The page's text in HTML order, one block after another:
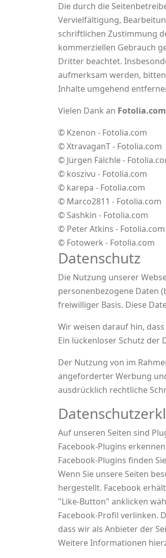
Die durch die
Vervielfältigung,
schriftlichen Zustimmung
kommerziellen Gebrauch
Dritter beachtet.
aufmerksam werden,
Inhalte umgehend
Vielen Dank an Fotolia.com
© Kzenon - Fotolia.com
© XtravaganT - Fotolia.com
© Jürgen Fälchle -
© koszivu - Fotolia.com
© karepa - Fotolia.com
© Marco2811 - Fotolia.com
© Sashkin - Fotolia.com
© Peter Atkins - Fotolia.com
© Fotowerk - Fotolia.com
Datenschutz
Die Nutzung unserer
personenbezogene Daten
freiwilliger Basis. Diese
Wir weisen darauf hin,
Ein lückenloser Schutz
Der Nutzung von im
angeforderter Werbung
ausdrücklich rechtliche
Auf unseren Seiten sind
Facebook-Plugins
Facebook-Plugins finden
Wenn Sie unsere Seiten
hergestellt. Facebook
"Like-Button" anklicken
Facebook-Profil verlinken.
dass wir als Anbieter der
Weitere Informationen